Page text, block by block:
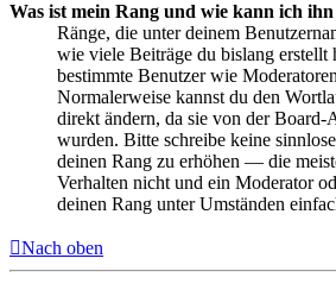
Was ist mein Rang und wie kann ich
Ränge, die unter deinem
wie viele Beiträge du bislang erstellt
bestimmte Benutzer wie
Normalerweise kannst du den
direkt ändern, da sie von der Board-
wurden. Bitte schreibe keine
deinen Rang zu erhöhen — die
Verhalten nicht und ein Moderator
deinen Rang unter Umständen
Nach oben